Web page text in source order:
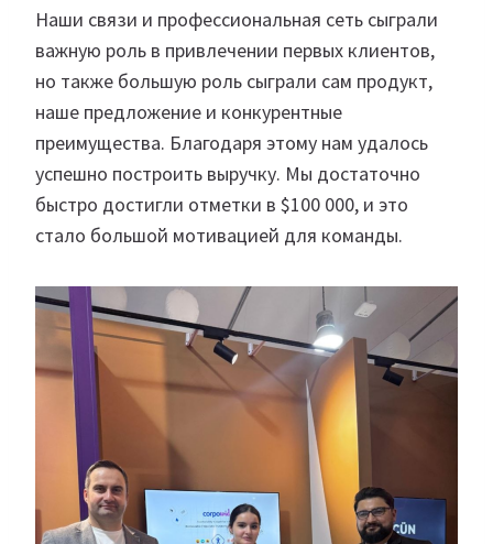
Наши связи и профессиональная сеть сыграли
важную роль в привлечении первых клиентов,
но также большую роль сыграли сам продукт,
наше предложение и конкурентные
преимущества. Благодаря этому нам удалось
успешно построить выручку. Мы достаточно
быстро достигли отметки в $100 000, и это
стало большой мотивацией для команды.